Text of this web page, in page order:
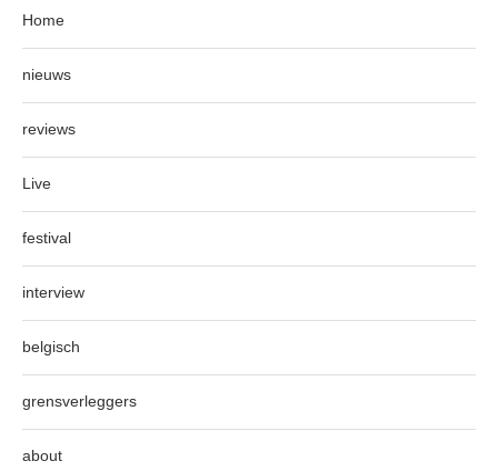
Home
nieuws
reviews
Live
festival
interview
belgisch
grensverleggers
about